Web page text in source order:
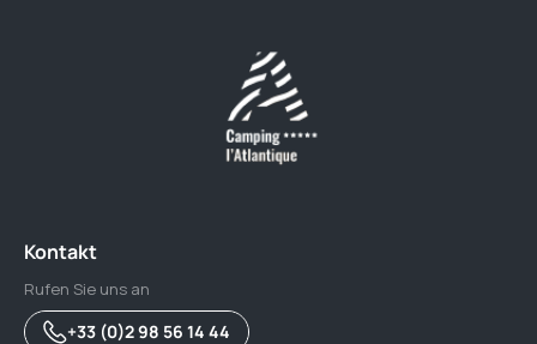
Kontakt
Rufen Sie uns an
+33 (0)2 98 56 14 44